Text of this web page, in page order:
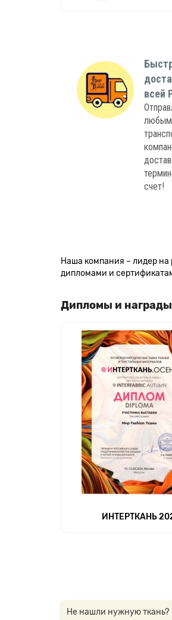
всей
счет!
Наша компания – лидер
дипломами и
Дипломы и
ИНТЕРТКАНЬ
Не нашли нужную ткань?